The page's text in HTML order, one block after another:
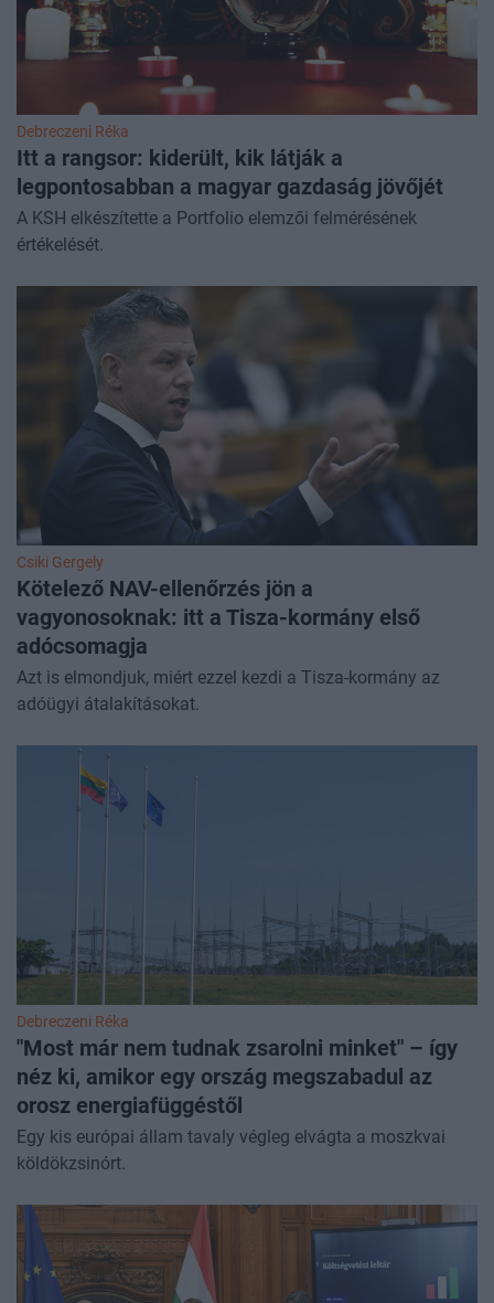
Debreczeni Réka
Itt a rangsor: kiderült, kik látják a
legpontosabban a magyar gazdaság jövőjét
A KSH elkészítette a Portfolio elemzői felmérésének
értékelését.
Csiki Gergely
Kötelező NAV-ellenőrzés jön a
vagyonosoknak: itt a Tisza-kormány első
adócsomagja
Azt is elmondjuk, miért ezzel kezdi a Tisza-kormány az
adóügyi átalakításokat.
Debreczeni Réka
"Most már nem tudnak zsarolni minket" – így
néz ki, amikor egy ország megszabadul az
orosz energiafüggéstől
Egy kis európai állam tavaly végleg elvágta a moszkvai
köldökzsinórt.